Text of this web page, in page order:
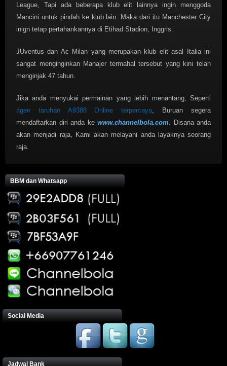
League, Tapi ada beberapa klub elit lainnya ingin menggoda
Mancini untuk pindah ke klub lain. Maka dari itu Manchester City
inign tetap pertahankannya di Etihad Stadion, Inggris.
JUventus dan Ac Milan yang merupakan klub elit asal Italia ini
sangat menginginkan Manajer termahal tersebut yang kini telah
menginjak 47 tahun.
Jika anda menyukai permainan yang lebih menantang, Seperti
agen taruhan A9388 Online terpercaya , Buruan segera
mendaftarkan diri anda ke www.channelbola.com . Disana anda
akan menjadi raja, Kami akan melayani anda layaknya seorang
raja.
BBM dan Whatsapp
Social Media
Jadwal Bank